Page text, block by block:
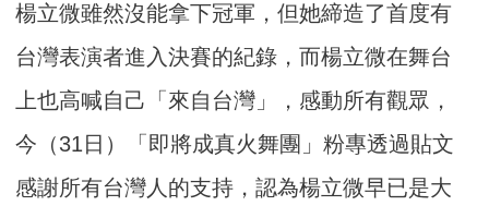
楊立微雖然沒能拿下冠軍，但她締造了首度有
台灣表演者進入決賽的紀錄，而楊立微在舞台
上也高喊自己「來自台灣」，感動所有觀眾，
今（31日）「即將成真火舞團」粉專透過貼文
感謝所有台灣人的支持，認為楊立微早已是大